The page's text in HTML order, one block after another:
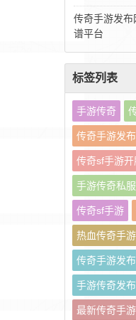
传奇手游发
谱平台
标签列表
手游传奇
传奇手游发
传奇sf手游
手游传奇私服
传奇sf手游
热血传奇手游
传奇手游发
手游传奇发
最新传奇手